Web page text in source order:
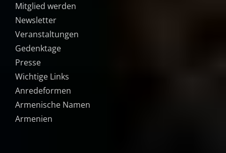
Mitglied werden
Newsletter
Veranstaltungen
Gedenktage
Presse
Wichtige Links
Anredeformen
Armenische Namen
Armenien